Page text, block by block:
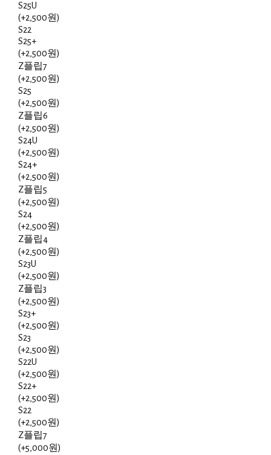
S25U
(+2,500원)
S22
S25+
(+2,500원)
Z플립7
(+2,500원)
S25
(+2,500원)
Z플립6
(+2,500원)
S24U
(+2,500원)
S24+
(+2,500원)
Z플립5
(+2,500원)
S24
(+2,500원)
Z플립4
(+2,500원)
S23U
(+2,500원)
Z플립3
(+2,500원)
S23+
(+2,500원)
S23
(+2,500원)
S22U
(+2,500원)
S22+
(+2,500원)
S22
(+2,500원)
Z플립7
(+5,000원)